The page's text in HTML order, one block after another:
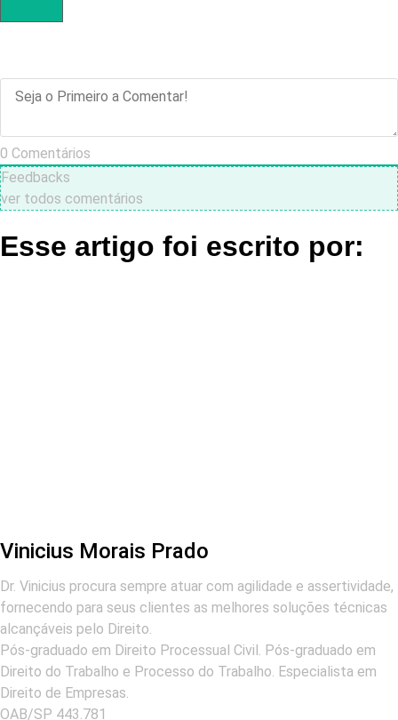
0 Comentários
Feedbacks
ver todos comentários
Esse artigo foi escrito por:
Vinicius Morais Prado
Dr. Vinicius procura sempre atuar com agilidade e assertividade,
fornecendo para seus clientes as melhores soluções técnicas
alcançáveis pelo Direito.
Pós-graduado em Direito Processual Civil. Pós-graduado em
Direito do Trabalho e Processo do Trabalho. Especialista em
Direito de Empresas.
OAB/SP 443.781